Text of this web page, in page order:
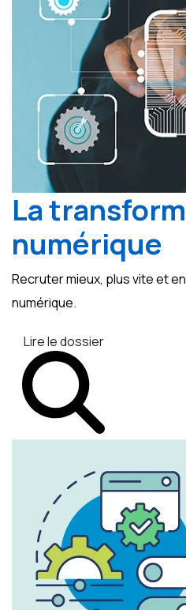
La
numérique
Recruter mieux, plus vite et
numérique.
Lire le dossier